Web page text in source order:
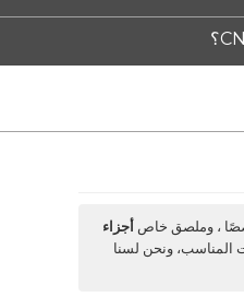
، وملصق خاص أجزاء
ونحن لسنا